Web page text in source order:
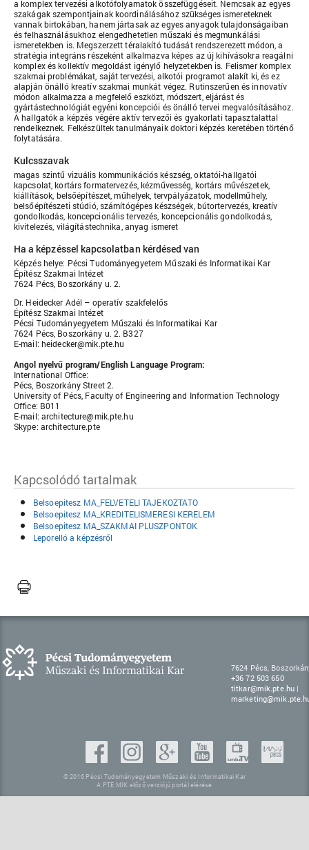
a komplex tervezési alkotófolyamatok összefüggéseit. Nemcsak az egyes
szakágak szempontjainak koordinálásához szükséges ismereteknek
vannak birtokában, hanem jártasak az egyes anyagok tulajdonságaiban
és felhasználásukhoz elengedhetetlen műszaki és megmunkálási
ismeretekben is. Megszerzett téralakító tudását rendszerezett módon, a
stratégia integráns részeként alkalmazva képes az új kihívásokra reagálni
komplex és kollektív megoldást igénylő helyzetekben is. Felismer komplex
szakmai problémákat, saját tervezési, alkotói programot alakít ki, és ez
alapján önálló kreatív szakmai munkát végez. Rutinszerűen és innovatív
módon alkalmazza a megfelelő eszközt, módszert, eljárást és
gyártástechnológiát egyéni koncepciói és önálló tervei megvalósításához.
A hallgatók a képzés végére aktív tervezői és gyakorlati tapasztalattal
rendelkeznek. Felkészültek tanulmányaik doktori képzés keretében történő
folytatására.
Kulcsszavak
magas szintű vizuális kommunikációs készség, oktatói-hallgatói
kapcsolat, kortárs formatervezés, kézművesség, kortárs művészetek,
kiállítások, belsőépítészet, műhelyek, tervpályázatok, modellműhely,
belsőépítészeti stúdió, számítógépes készségek, bútortervezés, kreatív
gondolkodás, koncepcionális tervezés, koncepcionális gondolkodás,
kivitelezés, világítástechnika, anyag ismeret
Ha a képzéssel kapcsolatban kérdésed van
Képzés helye: Pécsi Tudományegyetem Műszaki és Informatikai Kar
Építész Szakmai Intézet
7624 Pécs, Boszorkány u. 2.
Dr. Heidecker Adél – operatív szakfelelős
Építész Szakmai Intézet
Pécsi Tudományegyetem Műszaki és Informatikai Kar
7624 Pécs, Boszorkány u. 2. B327
E-mail: heidecker@mik.pte.hu
Angol nyelvű program/English Language Program:
International Office:
Pécs, Boszorkány Street 2.
University of Pécs, Faculty of Engineering and Information Technology
Office: B011
E-mail: architecture@mik.pte.hu
Skype: architecture.pte
Kapcsolódó tartalmak
Belsoepitesz MA_FELVETELI TAJEKOZTATO
Belsoepitesz MA_KREDITELISMERESI KERELEM
Belsoepitesz MA_SZAKMAI PLUSZPONTOK
Leporelló a képzésről
7624 Pécs,
+36 72 503 650
titkar@mik.pte.hu |
© 2016 Pécsi Tudományegyetem Műszaki és Informatikai Kar
A PTE MIK előző verziójú portál elérése